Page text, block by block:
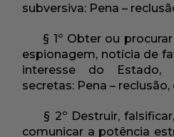
subversiva: Pena –
§ 1º Obter ou
espionagem, notícia de
interesse do Estado,
secretas: Pena – reclusão,
§ 2º Destruir,
comunicar a potência